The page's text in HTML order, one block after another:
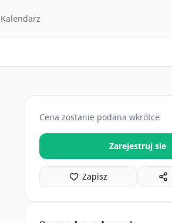
Kalendarz
Cena zostanie podana wkrótce
Zarejestruj sie
Zapisz